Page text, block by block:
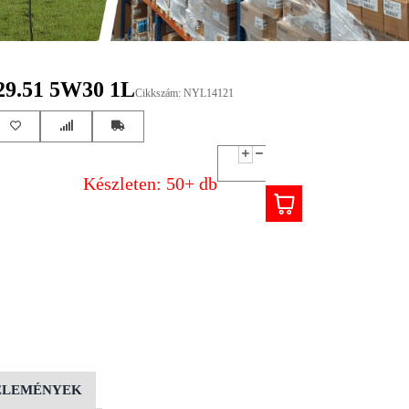
5W30 1LCikkszám: NYL14121
Készleten: 50+ db